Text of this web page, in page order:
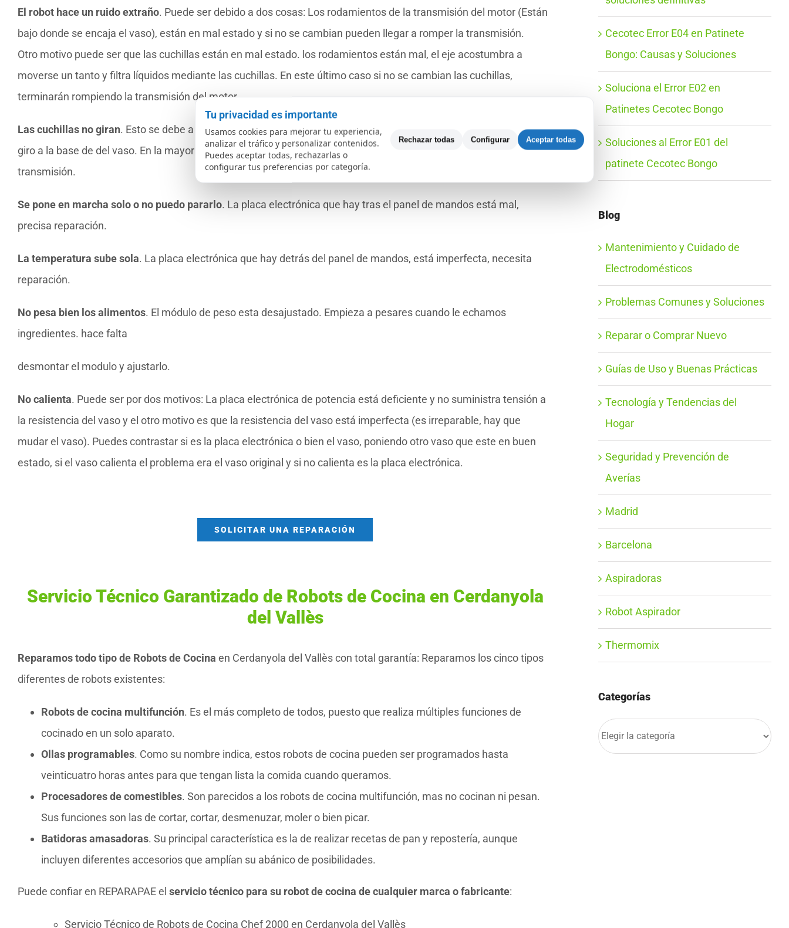
El robot hace un ruido extraño. Puede ser debido a dos cosas: Los rodamientos de la transmisión del motor (Están
bajo donde se encaja el vaso), están en mal estado y si no se cambian pueden llegar a romper la transmisión.
Otro motivo puede ser que las cuchillas están en mal estado. los rodamientos están mal, el eje acostumbra a
moverse un tanto y filtra líquidos mediante las cuchillas. En este último caso si no se cambian las cuchillas,
terminarán rompiendo la transmisión del motor.
Las cuchillas no giran. Esto se debe a que la transmisión se ha roto. El motor funciona bien mas no transmite su
giro a la base de del vaso. En la mayor parte de los casos los rodamientos estaban mal y rompió la polea de
transmisión.
Se pone en marcha solo o no puedo pararlo. La placa electrónica que hay tras el panel de mandos está mal,
precisa reparación.
La temperatura sube sola. La placa electrónica que hay detrás del panel de mandos, está imperfecta, necesita
reparación.
No pesa bien los alimentos. El módulo de peso esta desajustado. Empieza a pesares cuando le echamos
ingredientes. hace falta
desmontar el modulo y ajustarlo.
No calienta. Puede ser por dos motivos: La placa electrónica de potencia está deficiente y no suministra tensión a
la resistencia del vaso y el otro motivo es que la resistencia del vaso está imperfecta (es irreparable, hay que
mudar el vaso). Puedes contrastar si es la placa electrónica o bien el vaso, poniendo otro vaso que este en buen
estado, si el vaso calienta el problema era el vaso original y si no calienta es la placa electrónica.
SOLICITAR UNA REPARACIÓN
Servicio Técnico Garantizado de Robots de Cocina en Cerdanyola
del Vallès
Reparamos todo tipo de Robots de Cocina en Cerdanyola del Vallès con total garantía: Reparamos los cinco tipos
diferentes de robots existentes:
Robots de cocina multifunción. Es el más completo de todos, puesto que realiza múltiples funciones de
cocinado en un solo aparato.
Ollas programables. Como su nombre indica, estos robots de cocina pueden ser programados hasta
veinticuatro horas antes para que tengan lista la comida cuando queramos.
Procesadores de comestibles. Son parecidos a los robots de cocina multifunción, mas no cocinan ni pesan.
Sus funciones son las de cortar, cortar, desmenuzar, moler o bien picar.
Batidoras amasadoras. Su principal característica es la de realizar recetas de pan y repostería, aunque
incluyen diferentes accesorios que amplían su abánico de posibilidades.
Puede confiar en REPARAPAE el servicio técnico para su robot de cocina de cualquier marca o fabricante:
Servicio Técnico de Robots de Cocina Chef 2000 en Cerdanyola del Vallès
Cecotec Error E04 en Patinete
Bongo: Causas y Soluciones
Soluciona el Error E02 en
Patinetes Cecotec Bongo
Soluciones al Error E01 del
patinete Cecotec Bongo
Blog
Mantenimiento y Cuidado de
Electrodomésticos
Problemas Comunes y Soluciones
Reparar o Comprar Nuevo
Guías de Uso y Buenas Prácticas
Tecnología y Tendencias del
Hogar
Seguridad y Prevención de
Averías
Madrid
Barcelona
Aspiradoras
Robot Aspirador
Thermomix
Categorías
Categorías
Tu privacidad es importante
Usamos cookies para mejorar tu experiencia,
analizar el tráfico y personalizar contenidos.
Puedes aceptar todas, rechazarlas o
configurar tus preferencias por categoría.
Rechazar todas Configurar Aceptar todas